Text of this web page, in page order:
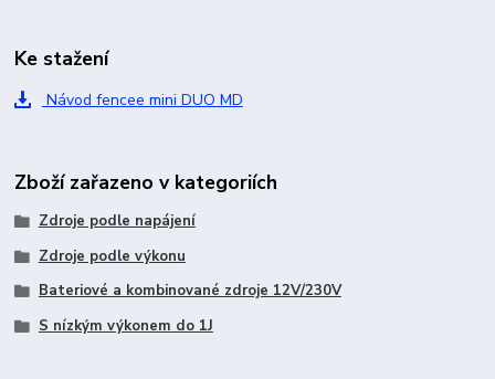
Ke stažení
Návod fencee mini DUO MD
Zboží zařazeno v kategoriích
Zdroje podle napájení
Zdroje podle výkonu
Bateriové a kombinované zdroje 12V/230V
S nízkým výkonem do 1J